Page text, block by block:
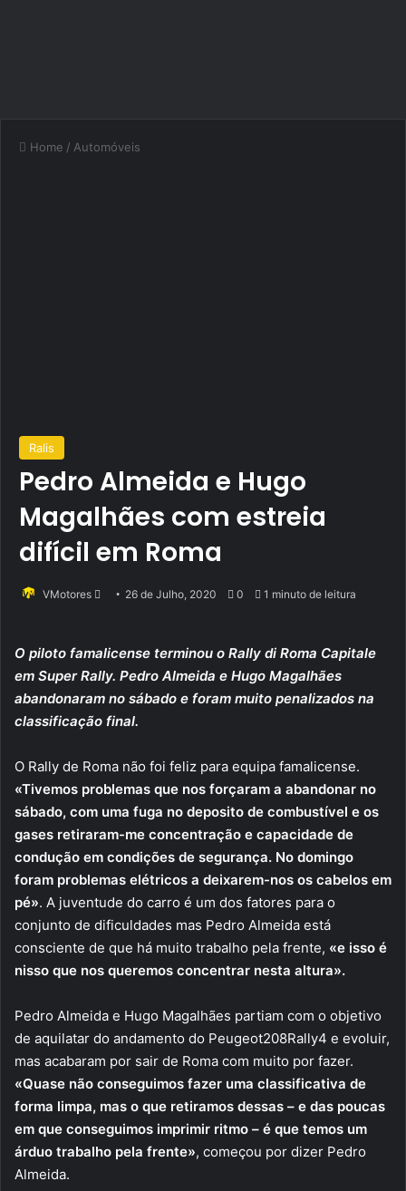
Home / Automóveis
Ralis
Pedro Almeida e Hugo
Magalhães com estreia
difícil em Roma
VMotores
Send 26 de Julho, 2020 0 1 minuto de leitura
O piloto famalicense terminou o Rally di Roma Capitale
em Super Rally. Pedro Almeida e Hugo Magalhães
abandonaram no sábado e foram muito penalizados na
classificação final.
O Rally de Roma não foi feliz para equipa famalicense.
«Tivemos problemas que nos forçaram a abandonar no
sábado, com uma fuga no deposito de combustível e os
gases retiraram-me concentração e capacidade de
condução em condições de segurança. No domingo
foram problemas elétricos a deixarem-nos os cabelos em
pé». A juventude do carro é um dos fatores para o
conjunto de dificuldades mas Pedro Almeida está
consciente de que há muito trabalho pela frente, «e isso é
nisso que nos queremos concentrar nesta altura».
Pedro Almeida e Hugo Magalhães partiam com o objetivo
de aquilatar do andamento do Peugeot208Rally4 e evoluir,
mas acabaram por sair de Roma com muito por fazer.
«Quase não conseguimos fazer uma classificativa de
forma limpa, mas o que retiramos dessas – e das poucas
em que conseguimos imprimir ritmo – é que temos um
árduo trabalho pela frente», começou por dizer Pedro
Almeida.